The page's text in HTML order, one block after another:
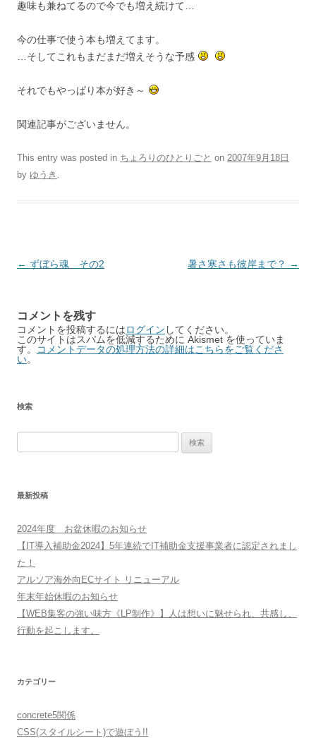
趣味も兼ねてるので今でも増え続けて…
今の仕事で使う本も増えてます。
…そしてこれもまだまだ増えそうな予感
それでもやっぱり本が好き～
関連記事がございません。
This entry was posted in ちょろりのひとりごと on 2007年9月18日
by ゆうき .
Post
← ずぼら魂 その2 暑さ寒さも彼岸まで？ →
コメントを残す
コメントを投稿するにはログイン してください。
このサイトはスパムを低減するために Akismet を使っていま
す。
コメントデータの処理方法の詳細はこちらをご覧くださ
い。
検索
最新投稿
2024年度 お盆休暇のお知らせ
【IT導入補助金2024】5年連続でIT補助金支援事業者に認定されまし
た！
アルソア海外向ECサイト リニューアル
年末年始休暇のお知らせ
【WEB集客の強い味方《LP制作》】人は想いに魅せられ、共感し、
行動を起こします。
カテゴリー
concrete5関係
CSS(スタイルシート)で遊ぼう!!